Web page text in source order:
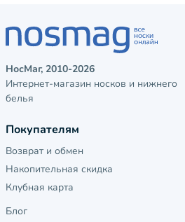
НосМаг, 2010-2026
Интернет-магазин носков и нижнего
белья
Покупателям
Возврат и обмен
Накопительная скидка
Клубная карта
Блог